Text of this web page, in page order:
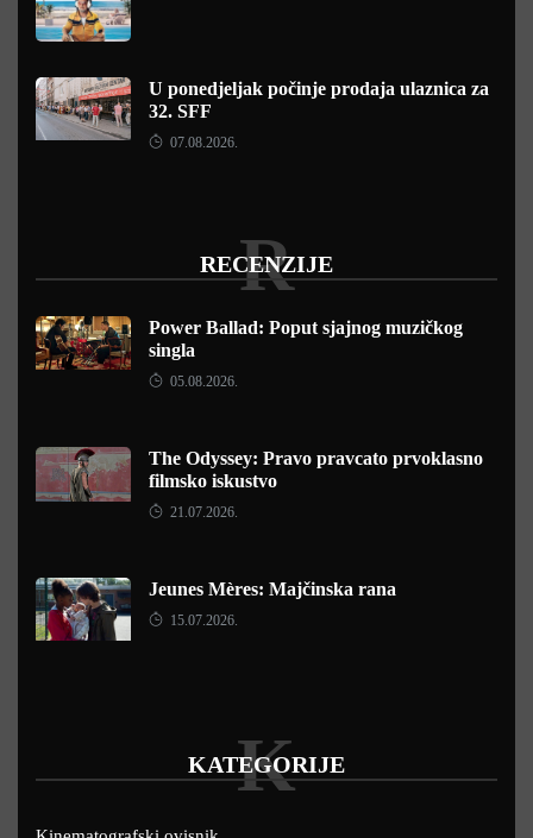
U ponedjeljak počinje prodaja ulaznica za
32. SFF
07.08.2026.
RECENZIJE
R
Power Ballad: Poput sjajnog muzičkog
singla
05.08.2026.
The Odyssey: Pravo pravcato prvoklasno
filmsko iskustvo
21.07.2026.
Jeunes Mères: Majčinska rana
15.07.2026.
KATEGORIJE
K